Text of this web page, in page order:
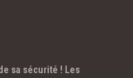
sa sécurité ! Les